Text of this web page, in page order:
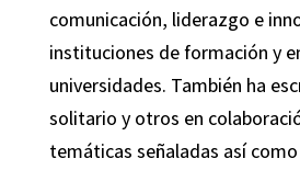
comunicación, liderazgo e
instituciones de formación y
universidades. También ha
solitario y otros en
temáticas señaladas así